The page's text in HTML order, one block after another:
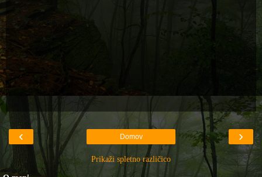
‹ ›
Domov
Prikaži spletno različico